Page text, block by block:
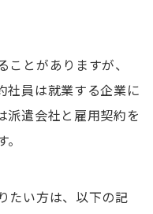
注意点は？
点は？
ことがありますが、
社員は就業する企業に
派遣会社と雇用契約を
たい方は、以下の記